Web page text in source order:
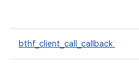
bthf_client_call_callback